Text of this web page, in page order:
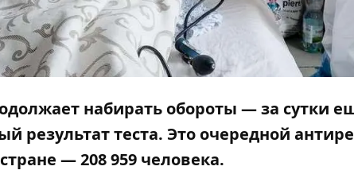
набирать обороты —за сутки
результат теста. Это очередной
— 208 959 человека.